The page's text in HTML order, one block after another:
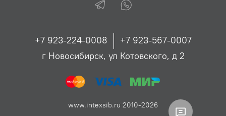
+7 923-224-0008
+7 923-567-0007
г Новосибирск, ул Котовского, д 2
www.intexsib.ru 2010-2026